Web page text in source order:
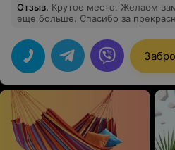
Отзыв. Крутое место. Желаем
еще больше. Спасибо за